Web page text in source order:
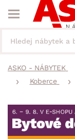
ASKO - NÁBYTEK
Koberce